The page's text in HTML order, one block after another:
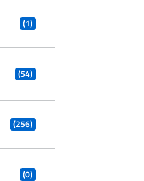
(1)
(54)
(256)
(0)